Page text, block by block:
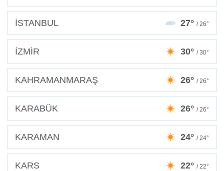
İSTANBUL 27° / 26°
İZMİR 30° / 30°
KAHRAMANMARAŞ 26° / 26°
KARABÜK 26° / 26°
KARAMAN 24° / 24°
KARS 22° / 22°